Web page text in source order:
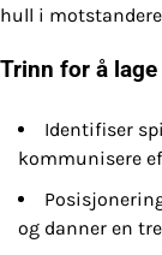
hull i
Trinn for å
Identifiser
kommunisere
og danner en